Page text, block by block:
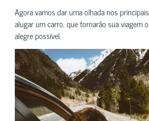
Agora vamos dar uma olhada nos
alugar um carro, que tornarão sua viagem
alegre possível.